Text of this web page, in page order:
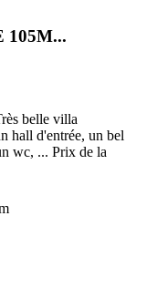
105M...
belle villa
hall d'entrée, un bel
wc, ... Prix de la